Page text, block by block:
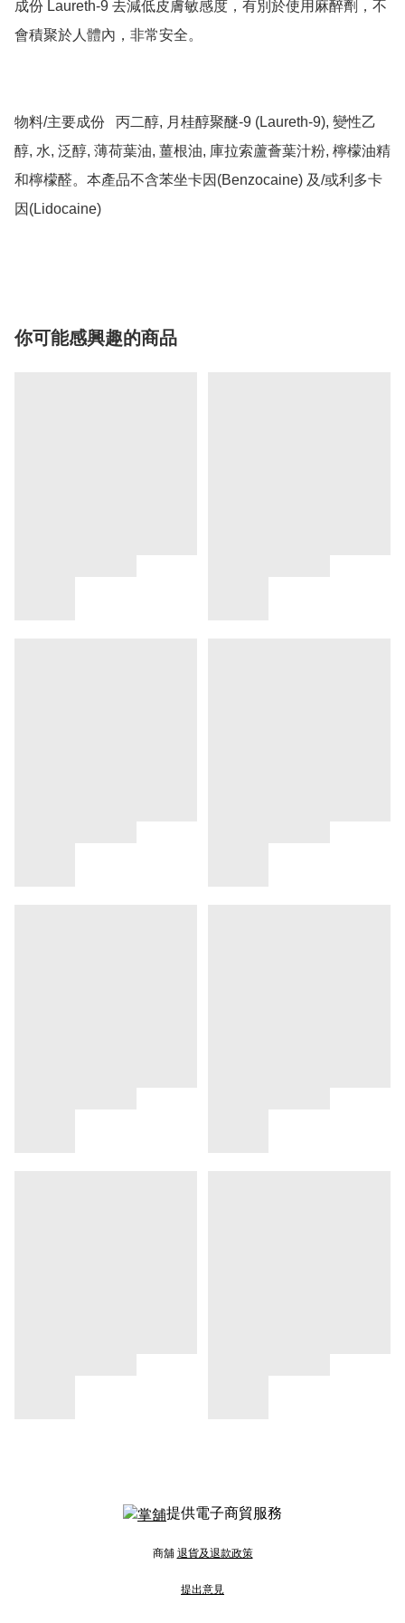
成份 Laureth-9 去減低皮膚敏感度，有別於使用麻醉劑，不
會積聚於人體內，非常安全。
物料/主要成份	丙二醇, 月桂醇聚醚-9 (Laureth-9), 變性乙
醇, 水, 泛醇, 薄荷葉油, 薑根油, 庫拉索蘆薈葉汁粉, 檸檬油精
和檸檬醛。本產品不含苯坐卡因(Benzocaine) 及/或利多卡
因(Lidocaine)
你可能感興趣的商品
提供電子商貿服務
商舖 退貨及退款政策
提出意見